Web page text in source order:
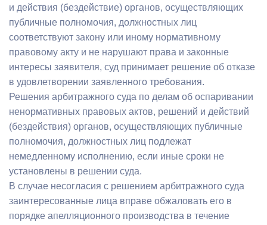
и действия (бездействие) органов, осуществляющих
публичные полномочия, должностных лиц
соответствуют закону или иному нормативному
правовому акту и не нарушают права и законные
интересы заявителя, суд принимает решение об отказе
в удовлетворении заявленного требования.
Решения арбитражного суда по делам об оспаривании
ненормативных правовых актов, решений и действий
(бездействия) органов, осуществляющих публичные
полномочия, должностных лиц подлежат
немедленному исполнению, если иные сроки не
установлены в решении суда.
В случае несогласия с решением арбитражного суда
заинтересованные лица вправе обжаловать его в
порядке апелляционного производства в течение